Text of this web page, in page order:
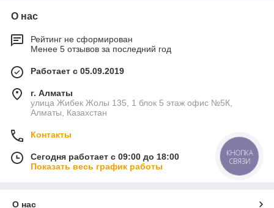
О нас
Рейтинг не сформирован
Менее 5 отзывов за последний год
Работает с 05.09.2019
г. Алматы
улица Жибек Жолы 135, 1 блок 5 этаж офис №5К,
Алматы, Казахстан
Контакты
Сегодня работает с 09:00 до 18:00
Показать весь график работы
О нас
КНОПКА
СВЯЗИ